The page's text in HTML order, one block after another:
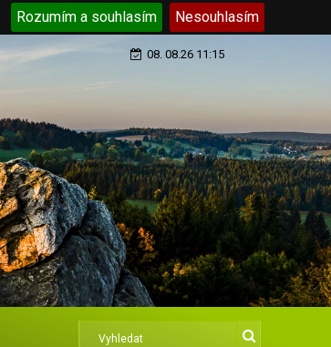
Rozumím a souhlasím Nesouhlasím
08. 08.26 11:15